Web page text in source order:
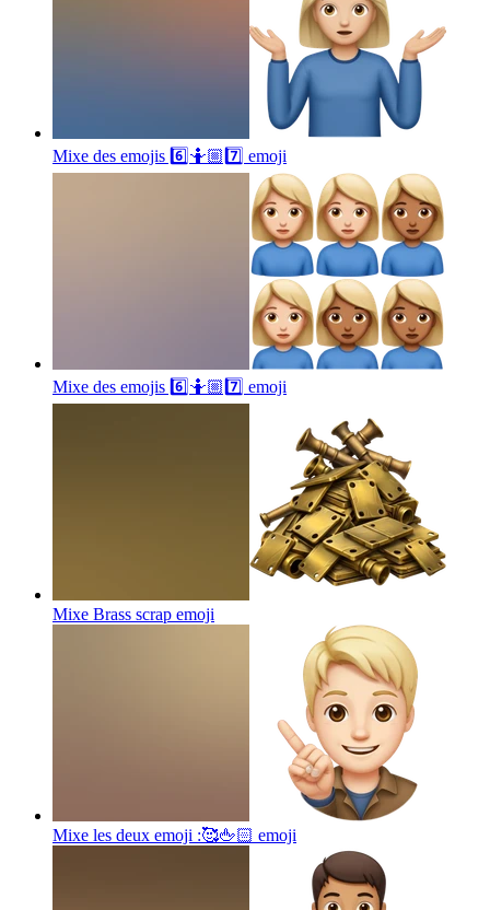
Mixe des emojis 6️⃣🤷🏼7️⃣ emoji
Mixe des emojis 6️⃣🤷🏼7️⃣ emoji
Mixe Brass scrap emoji
Mixe les deux emoji :🥰🖕🏻 emoji